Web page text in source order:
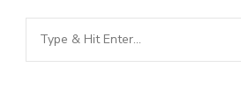
Looking
for